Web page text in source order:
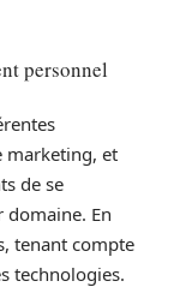
personnel
marketing, et
de se
En
tenant compte
technologies.